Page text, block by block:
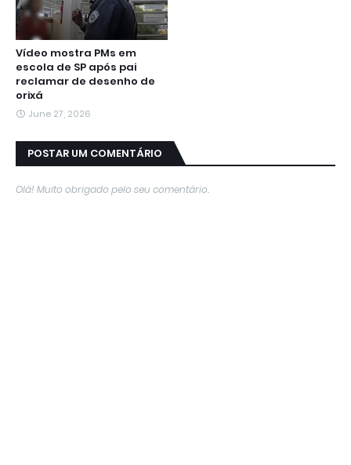
Vídeo mostra PMs em
escola de SP após pai
reclamar de desenho de
orixá
June 27, 2026
POSTAR UM COMENTÁRIO
Olá! Muito obrigado pelo seu comentário.